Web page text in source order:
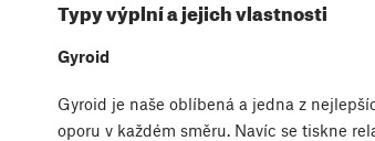
Typy výplní a jejich vlastnosti
Gyroid
Gyroid je naše oblíbená a jedna z
oporu v každém směru. Navíc se tiskne